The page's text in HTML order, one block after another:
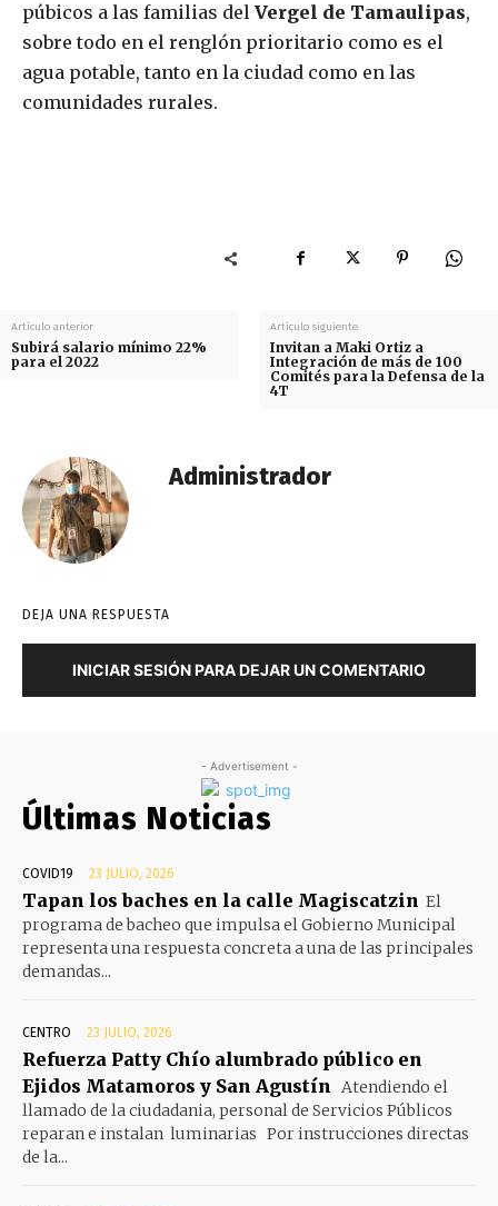
púbicos a las familias del Vergel de Tamaulipas,
sobre todo en el renglón prioritario como es el
agua potable, tanto en la ciudad como en las
comunidades rurales.
Artículo anterior
Subirá salario mínimo 22%
para el 2022
Artículo siguiente
Invitan a Maki Ortiz a
Integración de más de 100
Comités para la Defensa de la
4T
Administrador
DEJA UNA RESPUESTA
INICIAR SESIÓN PARA DEJAR UN COMENTARIO
- Advertisement -
Últimas Noticias
COVID19 23 JULIO, 2026
Tapan los baches en la calle Magiscatzin El
programa de bacheo que impulsa el Gobierno Municipal
representa una respuesta concreta a una de las principales
demandas...
CENTRO 23 JULIO, 2026
Refuerza Patty Chío alumbrado público en
Ejidos Matamoros y San Agustín Atendiendo el
llamado de la ciudadania, personal de Servicios Públicos
reparan e instalan luminarias Por instrucciones directas
de la...